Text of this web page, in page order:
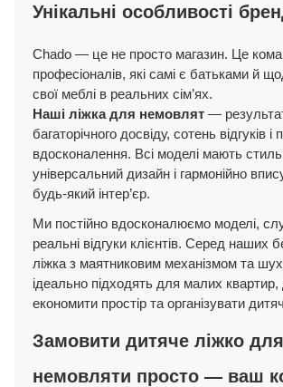
Унікальні особливості
Chado — це не просто магазин. Це
професіоналів, які самі є батьками й
свої меблі в реальних сім’ях.
Наші ліжка для немовлят—
багаторічного досвіду, сотень відгуків і
вдосконалення. Всі моделі мають
універсальний дизайн і гармонійно
будь-який інтер’єр.
Ми постійно вдосконалюємо моделі,
реальні відгуки клієнтів. Серед наших
ліжка з маятниковим механізмом та
ідеально підходять для малих
економити простір та організувати
Замовити дитяче ліжко для
немовляти просто — ваш